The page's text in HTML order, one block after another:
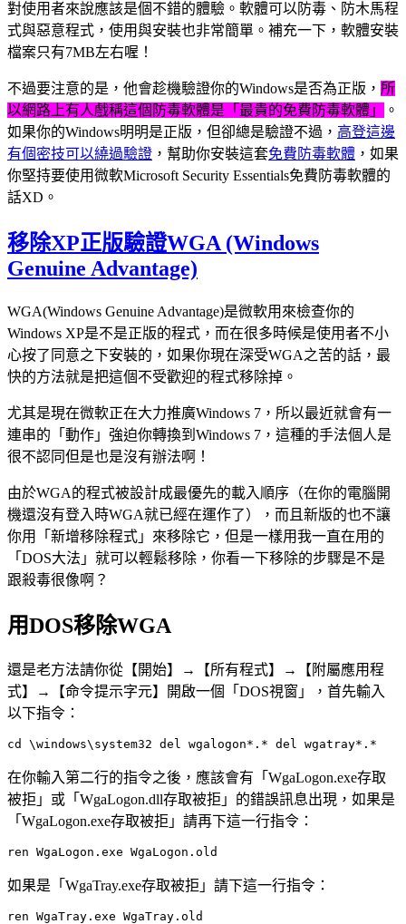
對使用者來說應該是個不錯的體驗。軟體可以防毒、防木馬程
式與惡意程式，使用與安裝也非常簡單。補充一下，軟體安裝
檔案只有7MB左右喔！
不過要注意的是，他會趁機驗證你的Windows是否為正版， 所
以網路上有人戲稱這個防毒軟體是「最貴的免費防毒軟體」
。
如果你的Windows明明是正版，但卻總是驗證不過， 高登這邊
有個密技可以繞過驗證 ，幫助你安裝這套免費防毒軟體 ，如果
你堅持要使用微軟Microsoft Security Essentials免費防毒軟體的
話XD。
移除XP正版驗證WGA (Windows
Genuine Advantage)
WGA(Windows Genuine Advantage)是微軟用來檢查你的
Windows XP是不是正版的程式，而在很多時候是使用者不小
心按了同意之下安裝的，如果你現在深受WGA之苦的話，最
快的方法就是把這個不受歡迎的程式移除掉。
尤其是現在微軟正在大力推廣Windows 7，所以最近就會有一
連串的「動作」強迫你轉換到Windows 7，這種的手法個人是
很不認同但是也是沒有辦法啊！
由於WGA的程式被設計成最優先的載入順序（在你的電腦開
機還沒有登入時WGA就已經在運作了），而且新版的也不讓
你用「新增移除程式」來移除它，但是一樣用我一直在用的
「DOS大法」就可以輕鬆移除，你看一下移除的步驟是不是
跟殺毒很像啊？
用DOS移除WGA
還是老方法請你從【開始】→【所有程式】→【附屬應用程
式】→【命令提示字元】開啟一個「DOS視窗」，首先輸入
以下指令：
cd \windows\system32 del wgalogon*.* del wgatray*.*
在你輸入第二行的指令之後，應該會有「WgaLogon.exe存取
被拒」或「WgaLogon.dll存取被拒」的錯誤訊息出現，如果是
「WgaLogon.exe存取被拒」請再下這一行指令：
ren WgaLogon.exe WgaLogon.old
如果是「WgaTray.exe存取被拒」請下這一行指令：
ren WgaTray.exe WgaTray.old